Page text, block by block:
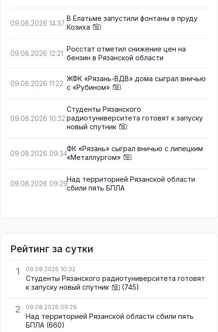
09.08.2026 14:37
В Елатьме запустили фонтаны в пруду
Козиха
09.08.2026 12:21
Росстат отметил снижение цен на
бензин в Рязанской области
09.08.2026 11:22
ЖФК «Рязань-ВДВ» дома сыграл вничью
с «Рубином»
09.08.2026 10:32
Студенты Рязанского
радиотуниверситета готовят к запуску
новый спутник
09.08.2026 09:34
ФК «Рязань» сыграл вничью с липецким
«Металлургом»
09.08.2026 09:29
Над территорией Рязанской области
сбили пять БПЛА
Рейтинг за сутки
1
09.08.2026 10:32
Студенты Рязанского радиотуниверситета готовят
к запуску новый спутник
(745)
2 09.08.2026 09:29
Над территорией Рязанской области сбили пять
БПЛА (660)